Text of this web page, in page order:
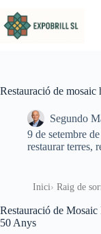
Restauració de mosaic
Segundo
9 de setembre
restaurar terres,
Inici Raig de
Restauració de
50 Anys